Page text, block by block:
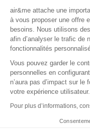
Copyright © 2025 – Tous
air&me attache une
à vous proposer une offre
besoins. Nous utilisons
afin d’analyser le trafic de
fonctionnalités
Vous pouvez garder le
personnelles en
n’aura pas d’impact sur
votre expérience utilisateur.
Pour plus d’informations,